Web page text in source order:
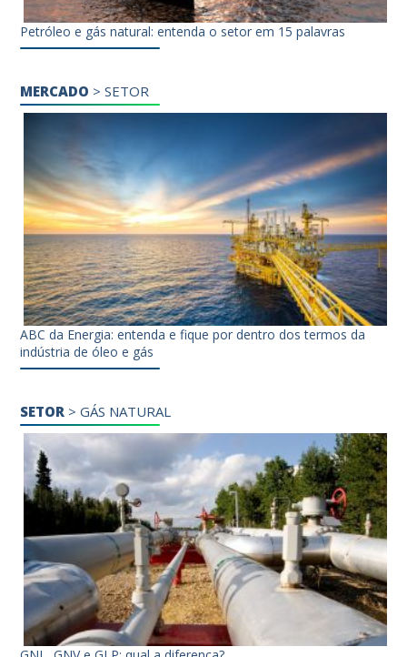
Petróleo e gás natural: entenda o setor em 15 palavras
MERCADO >SETOR
ABC da Energia: entenda e fique por dentro dos termos da
indústria de óleo e gás
SETOR >GÁS NATURAL